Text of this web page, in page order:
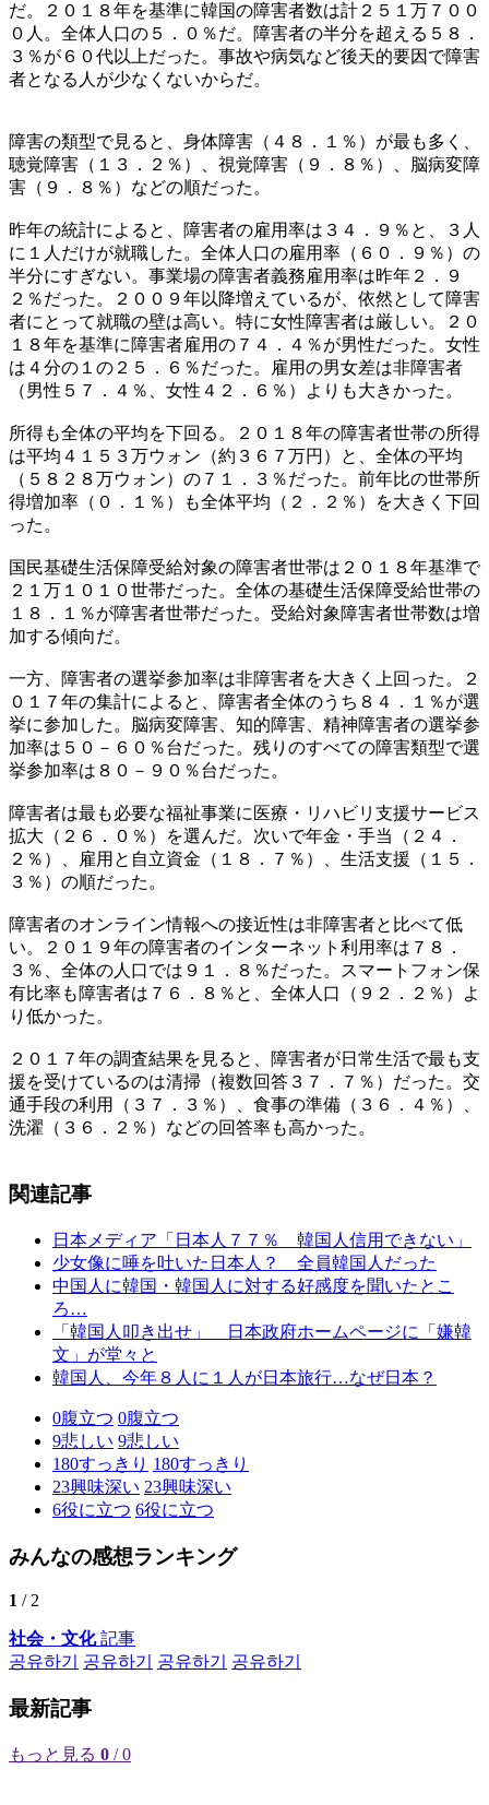
だ。２０１８年を基準に韓国の障害者数は計２５１万７００
０人。全体人口の５．０％だ。障害者の半分を超える５８．
３％が６０代以上だった。事故や病気など後天的要因で障害
者となる人が少なくないからだ。
障害の類型で見ると、身体障害（４８．１％）が最も多く、
聴覚障害（１３．２％）、視覚障害（９．８％）、脳病変障
害（９．８％）などの順だった。
昨年の統計によると、障害者の雇用率は３４．９％と、３人
に１人だけが就職した。全体人口の雇用率（６０．９％）の
半分にすぎない。事業場の障害者義務雇用率は昨年２．９
２％だった。２００９年以降増えているが、依然として障害
者にとって就職の壁は高い。特に女性障害者は厳しい。２０
１８年を基準に障害者雇用の７４．４％が男性だった。女性
は４分の１の２５．６％だった。雇用の男女差は非障害者
（男性５７．４％、女性４２．６％）よりも大きかった。
所得も全体の平均を下回る。２０１８年の障害者世帯の所得
は平均４１５３万ウォン（約３６７万円）と、全体の平均
（５８２８万ウォン）の７１．３％だった。前年比の世帯所
得増加率（０．１％）も全体平均（２．２％）を大きく下回
った。
国民基礎生活保障受給対象の障害者世帯は２０１８年基準で
２１万１０１０世帯だった。全体の基礎生活保障受給世帯の
１８．１％が障害者世帯だった。受給対象障害者世帯数は増
加する傾向だ。
一方、障害者の選挙参加率は非障害者を大きく上回った。２
０１７年の集計によると、障害者全体のうち８４．１％が選
挙に参加した。脳病変障害、知的障害、精神障害者の選挙参
加率は５０－６０％台だった。残りのすべての障害類型で選
挙参加率は８０－９０％台だった。
障害者は最も必要な福祉事業に医療・リハビリ支援サービス
拡大（２６．０％）を選んだ。次いで年金・手当（２４．
２％）、雇用と自立資金（１８．７％）、生活支援（１５．
３％）の順だった。
障害者のオンライン情報への接近性は非障害者と比べて低
い。２０１９年の障害者のインターネット利用率は７８．
３％、全体の人口では９１．８％だった。スマートフォン保
有比率も障害者は７６．８％と、全体人口（９２．２％）よ
り低かった。
２０１７年の調査結果を見ると、障害者が日常生活で最も支
援を受けているのは清掃（複数回答３７．７％）だった。交
通手段の利用（３７．３％）、食事の準備（３６．４％）、
洗濯（３６．２％）などの回答率も高かった。
関連記事
日本メディア「日本人７７％ 韓国人信用できない」
少女像に唾を吐いた日本人？ 全員韓国人だった
中国人に韓国・韓国人に対する好感度を聞いたとこ
ろ…
「韓国人叩き出せ」 日本政府ホームページに「嫌韓
文」が堂々と
韓国人、今年８人に１人が日本旅行…なぜ日本？
0腹立つ 0腹立つ
9悲しい 9悲しい
180すっきり 180すっきり
23興味深い 23興味深い
6役に立つ 6役に立つ
みんなの感想ランキング
1 / 2
社会・文化記事
공유하기
공유하기 공유하기 공유하기
最新記事
もっと見る 0 / 0